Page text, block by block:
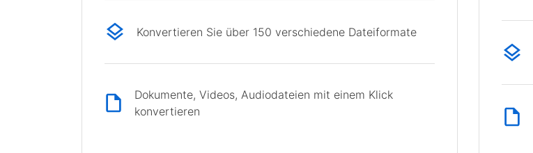
Konvertieren Sie über 150 verschiedene Dateiformate
Dokumente, Videos, Audiodateien mit einem Klick
konvertieren